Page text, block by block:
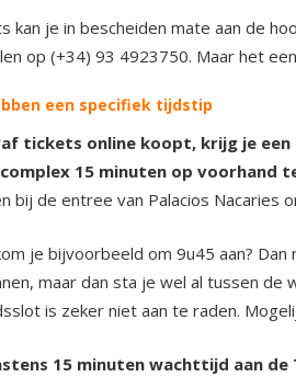
kan je in bescheiden mate aan de
op (+34) 93 4923750. Maar het
een specifiek tijdstip
tickets online koopt, krijg je
15 minuten op voorhand
bij de entree van Palacios Nacaries
je bijvoorbeeld om 9u45 aan?
maar dan sta je wel al tussen
is zeker niet aan te raden.
15 minuten wachttijd aan